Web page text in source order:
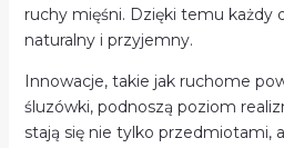
ruchy mięśni. Dzięki temu każdy
naturalny i przyjemny.
Innowacje, takie jak ruchome
śluzówki, podnoszą poziom
stają się nie tylko przedmiotami,